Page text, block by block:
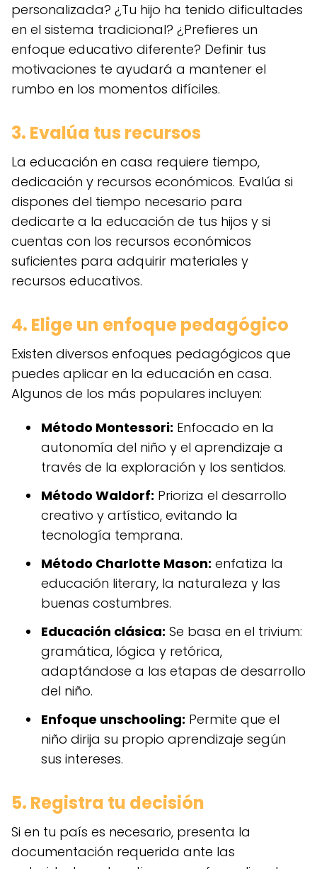
personalizada? ¿Tu hijo ha tenido dificultades
en el sistema tradicional? ¿Prefieres un
enfoque educativo diferente? Definir tus
motivaciones te ayudará a mantener el
rumbo en los momentos difíciles.
3. Evalúa tus recursos
La educación en casa requiere tiempo,
dedicación y recursos económicos. Evalúa si
dispones del tiempo necesario para
dedicarte a la educación de tus hijos y si
cuentas con los recursos económicos
suficientes para adquirir materiales y
recursos educativos.
4. Elige un enfoque pedagógico
Existen diversos enfoques pedagógicos que
puedes aplicar en la educación en casa.
Algunos de los más populares incluyen:
Método Montessori: Enfocado en la
autonomía del niño y el aprendizaje a
través de la exploración y los sentidos.
Método Waldorf: Prioriza el desarrollo
creativo y artístico, evitando la
tecnología temprana.
Método Charlotte Mason: enfatiza la
educación literary, la naturaleza y las
buenas costumbres.
Educación clásica: Se basa en el trivium:
gramática, lógica y retórica,
adaptándose a las etapas de desarrollo
del niño.
Enfoque unschooling: Permite que el
niño dirija su propio aprendizaje según
sus intereses.
5. Registra tu decisión
Si en tu país es necesario, presenta la
documentación requerida ante las